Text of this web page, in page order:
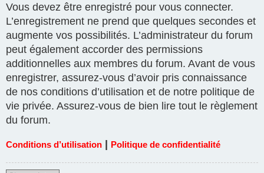
Vous devez être enregistré pour vous connecter.
L’enregistrement ne prend que quelques secondes et
augmente vos possibilités. L’administrateur du forum
peut également accorder des permissions
additionnelles aux membres du forum. Avant de vous
enregistrer, assurez-vous d’avoir pris connaissance
de nos conditions d’utilisation et de notre politique de
vie privée. Assurez-vous de bien lire tout le règlement
du forum.
Conditions d’utilisation Politique de confidentialité